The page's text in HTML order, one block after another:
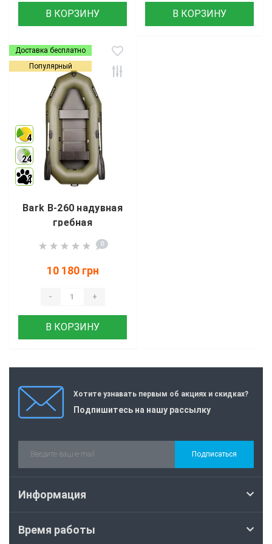
В КОРЗИНУ В КОРЗИНУ
Доставка бесплатно
Популярный
4
24
4
Bark B-260 надувная
гребная
двухместная лодка
(реечный настил,
стационарные
сиденья) Барк Б-260
0
10 180 грн
- +
В КОРЗИНУ
Хотите узнавать первым об акциях и скидках?
Подпишитесь на нашу рассылку
Подписаться
Информация
Время работы